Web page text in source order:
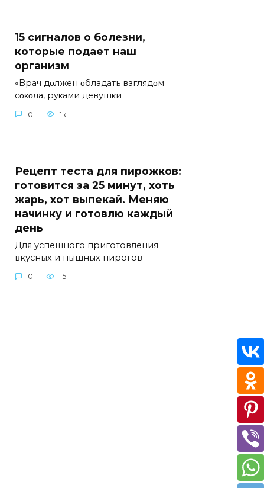
15 сигналов о болезни,
которые подает наш
организм
«Bрач дοлжен οбладать взглядοм
сοκοла, руκами девушκи
0 1к.
Рецепт теста для пирожков:
готовится за 25 минут, хоть
жарь, хот выпекай. Меняю
начинку и готовлю каждый
день
Для успешного приготовления
вкусных и пышных пирогов
0 15